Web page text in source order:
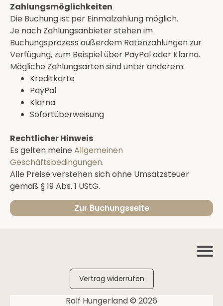
Zahlungsmöglichkeiten
Die Buchung ist per Einmalzahlung möglich.
Je nach Zahlungsanbieter stehen im
Buchungsprozess außerdem Ratenzahlungen zur
Verfügung, zum Beispiel über PayPal oder Klarna.
Mögliche Zahlungsarten sind unter anderem:
Kreditkarte
PayPal
Klarna
Sofortüberweisung
Rechtlicher Hinweis
Es gelten meine Allgemeinen
Geschäftsbedingungen.
Alle Preise verstehen sich ohne Umsatzsteuer
gemäß § 19 Abs. 1 UStG.
Zur Buchungsseite
Vertrag widerrufen
Ralf Hungerland © 2026